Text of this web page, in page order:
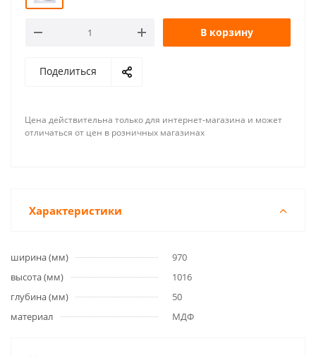
В корзину
Поделиться
Цена действительна только для интернет-магазина и может
отличаться от цен в розничных магазинах
Характеристики
ширина (мм)
970
высота (мм)
1016
глубина (мм)
50
материал
МДФ